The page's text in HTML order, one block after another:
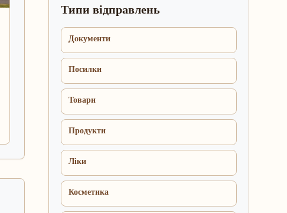
Типи відправлень
Документи
Посилки
Товари
Продукти
Ліки
Косметика